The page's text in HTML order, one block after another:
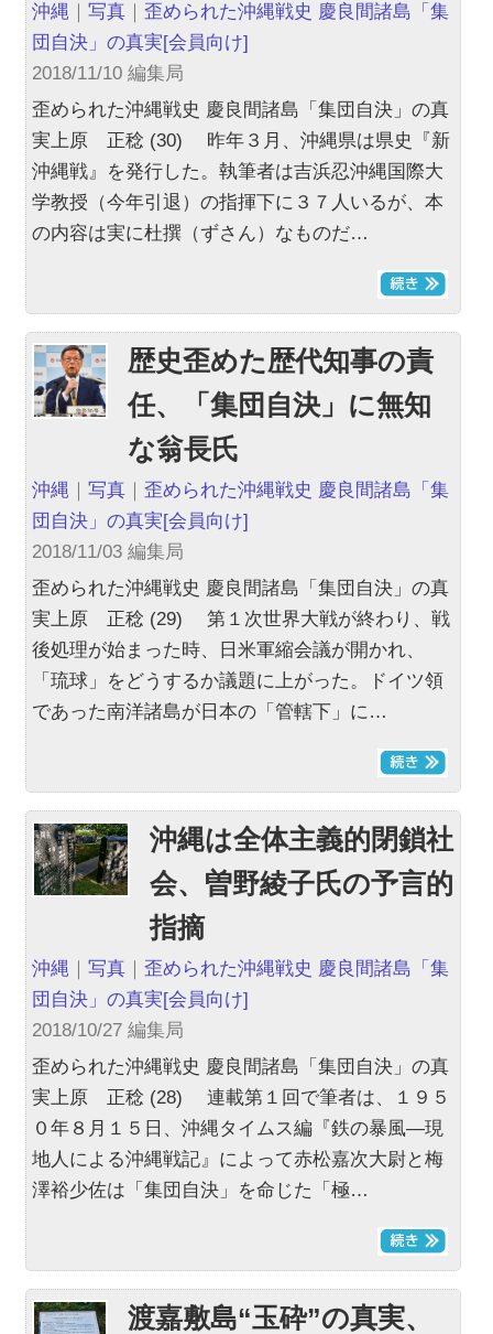
沖縄 ｜写真 ｜歪められた沖縄戦史 慶良間諸島「集
団自決」の真実[会員向け]
2018/11/10 編集局
歪められた沖縄戦史 慶良間諸島「集団自決」の真
実上原 正稔 (30) 昨年３月、沖縄県は県史『新
沖縄戦』を発行した。執筆者は吉浜忍沖縄国際大
学教授（今年引退）の指揮下に３７人いるが、本
の内容は実に杜撰（ずさん）なものだ…
歴史歪めた歴代知事の責
任、「集団自決」に無知
な翁長氏
沖縄 ｜写真 ｜歪められた沖縄戦史 慶良間諸島「集
団自決」の真実[会員向け]
2018/11/03 編集局
歪められた沖縄戦史 慶良間諸島「集団自決」の真
実上原 正稔 (29) 第１次世界大戦が終わり、戦
後処理が始まった時、日米軍縮会議が開かれ、
「琉球」をどうするか議題に上がった。ドイツ領
であった南洋諸島が日本の「管轄下」に…
沖縄は全体主義的閉鎖社
会、曽野綾子氏の予言的
指摘
沖縄 ｜写真 ｜歪められた沖縄戦史 慶良間諸島「集
団自決」の真実[会員向け]
2018/10/27 編集局
歪められた沖縄戦史 慶良間諸島「集団自決」の真
実上原 正稔 (28) 連載第１回で筆者は、１９５
０年８月１５日、沖縄タイムス編『鉄の暴風―現
地人による沖縄戦記』によって赤松嘉次大尉と梅
澤裕少佐は「集団自決」を命じた「極…
渡嘉敷島“玉砕”の真実、